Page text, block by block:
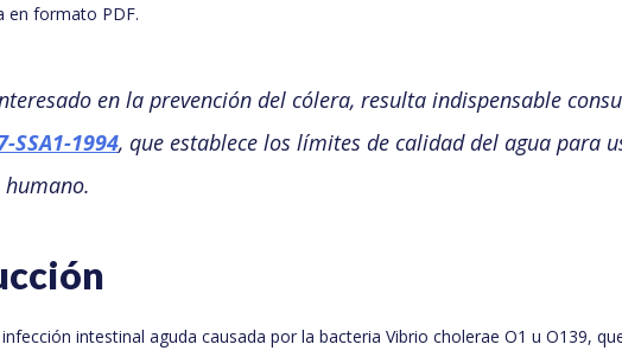
en formato PDF.
en la prevención del cólera, resulta indispensable
SSA1-1994, que establece los límites de calidad del agua para
intestinal aguda causada por la bacteria Vibrio cholerae O1 u O139,